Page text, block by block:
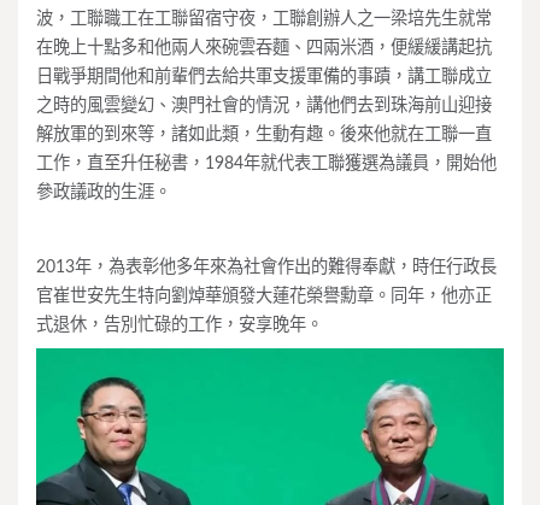
波，工聯職工在工聯留宿守夜，工聯創辦人之一梁培先生就常
在晚上十點多和他兩人來碗雲吞麵、四兩米酒，便緩緩講起抗
日戰爭期間他和前輩們去給共軍支援軍備的事蹟，講工聯成立
之時的風雲變幻、澳門社會的情況，講他們去到珠海前山迎接
解放軍的到來等，諸如此類，生動有趣。後來他就在工聯一直
工作，直至升任秘書，1984年就代表工聯獲選為議員，開始他
參政議政的生涯。
2013年，為表彰他多年來為社會作出的難得奉獻，時任行政長
官崔世安先生特向劉焯華頒發大蓮花榮譽勳章。同年，他亦正
式退休，告別忙碌的工作，安享晚年。